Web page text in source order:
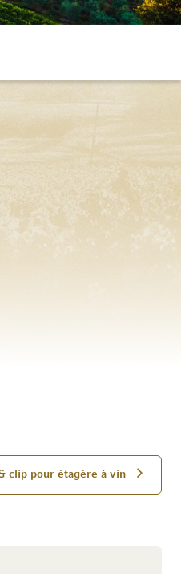
clip pour étagère à vin